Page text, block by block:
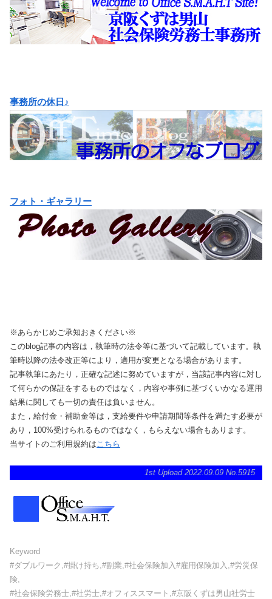
事務所の休日♪
フォト・ギャラリー
※あらかじめご承知おきください※
このblog記事の内容は，執筆時の法令等に基づいて記載しています。執
筆時以降の法令改正等により，適用が変更となる場合があります。
記事執筆にあたり，正確な記述に努めていますが，当該記事内容に対し
て何らかの保証をするものではなく，内容や事例に基づくいかなる運用
結果に関しても一切の責任は負いません。
また，給付金・補助金等は，支給要件や申請期間等条件を満たす必要が
あり，100%受けられるものではなく，もらえない場合もあります。
当サイトのご利用規約はこちら
1st Upload 2022.09.09 No.5915
Keyword
#ダブルワーク,#掛け持ち,#副業,#社会保険加入#雇用保険加入,#労災保
険,
#社会保険労務士,#社労士,#オフィススマート,#京阪くずは男山社労士